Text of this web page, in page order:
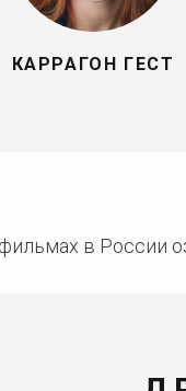
КАРРАГОН ГЕСТ
в России